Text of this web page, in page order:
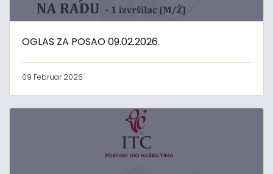
OGLAS ZA POSAO 09.02.2026.
09 Februar 2026